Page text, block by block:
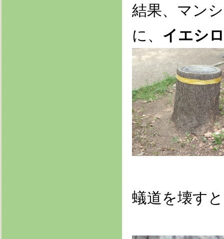
結果、マン
に、 イエシ
蟻道を壊す